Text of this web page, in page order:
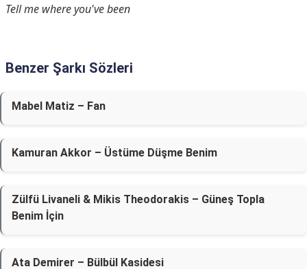
Tell me where you've been
Benzer Şarkı Sözleri
Mabel Matiz – Fan
Kamuran Akkor – Üstüme Düşme Benim
Zülfü Livaneli & Mikis Theodorakis – Güneş Topla
Benim İçin
Ata Demirer – Bülbül Kasidesi